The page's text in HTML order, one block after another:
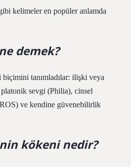
kelimeler en popüler anlamda
demek?
tanımladılar: ilişki veya
sevgi (Philia), cinsel
ve kendine güvenebilirlik
kökeni nedir?